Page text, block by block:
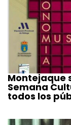
Montejaque
Semana
todos los